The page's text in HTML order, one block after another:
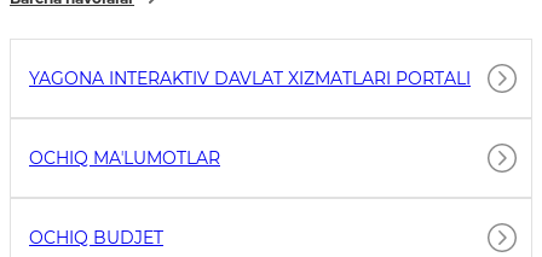
YAGONA INTERAKTIV DAVLAT XIZMATLARI PORTALI
OCHIQ MAʼLUMOTLAR
OCHIQ BUDJET